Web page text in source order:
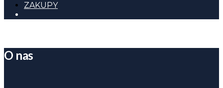
ZAKUPY
O nas